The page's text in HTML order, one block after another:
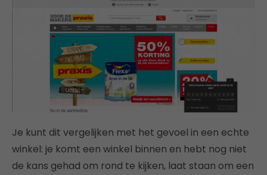
Je kunt dit vergelijken met het gevoel in een echte
winkel: je komt een winkel binnen en hebt nog niet
de kans gehad om rond te kijken, laat staan om een